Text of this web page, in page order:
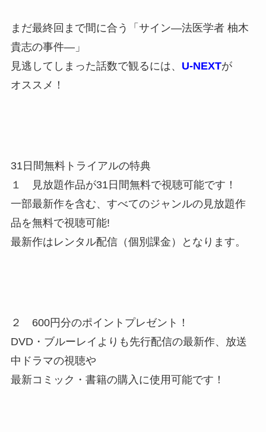
まだ最終回まで間に合う「サイン―法医学者 柚木
貴志の事件―」
見逃してしまった話数で観るには、 U-NEXTが
オススメ！
31日間無料トライアルの特典
１ 見放題作品が31日間無料で視聴可能です！
一部最新作を含む、すべてのジャンルの見放題作
品を無料で視聴可能!
最新作はレンタル配信（個別課金）となります。
２ 600円分のポイントプレゼント！
DVD・ブルーレイよりも先行配信の最新作、放送
中ドラマの視聴や
最新コミック・書籍の購入に使用可能です！